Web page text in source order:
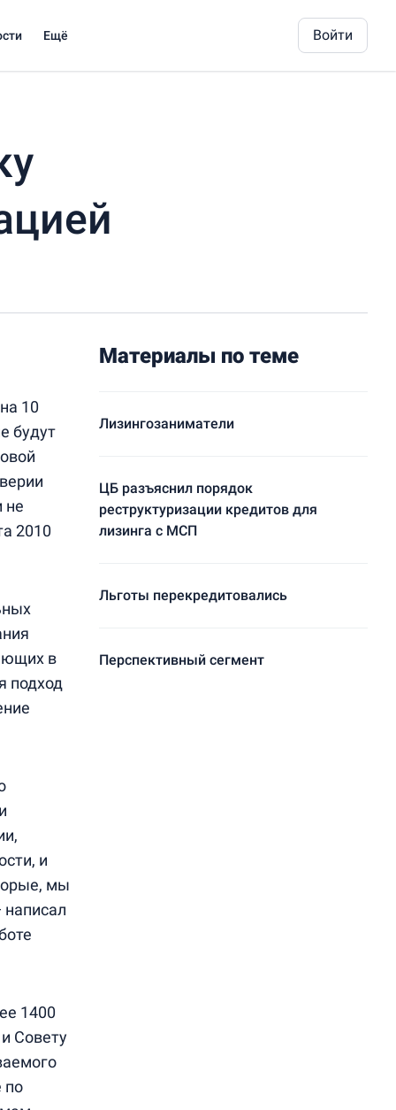
Ещё Войти
10
будут
не
2010
в
подход
и
мы
написал
1400
Совету
по
Материалы по теме
Лизингозаниматели
ЦБ разъяснил порядок
реструктуризации кредитов для
лизинга с МСП
Льготы перекредитовались
Перспективный сегмент